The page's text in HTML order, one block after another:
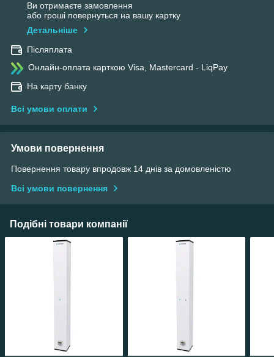
Ви отримаєте замовлення
або гроші повернуться на вашу картку
Детальніше
Післяплата
Онлайн-оплата карткою Visa, Mastercard - LiqPay
На карту банку
Всі умови оплати
Умови повернення
Повернення товару впродовж 14 днів за домовленістю
Всі умови повернення
Подібні товари компанії